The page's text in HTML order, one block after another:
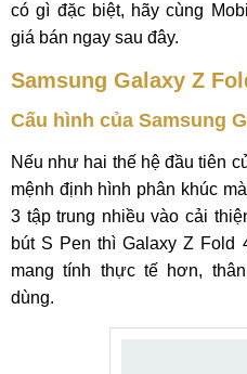
có gì đặc biệt, hãy cùng
giá bán ngay sau đây.
Samsung Galaxy Z
Cấu hình của Samsung
Nếu như hai thế hệ đầu tiên
mệnh định hình phân khúc
3 tập trung nhiều vào cải
bút S Pen thì Galaxy Z Fold
mang tính thực tế hơn,
dùng.